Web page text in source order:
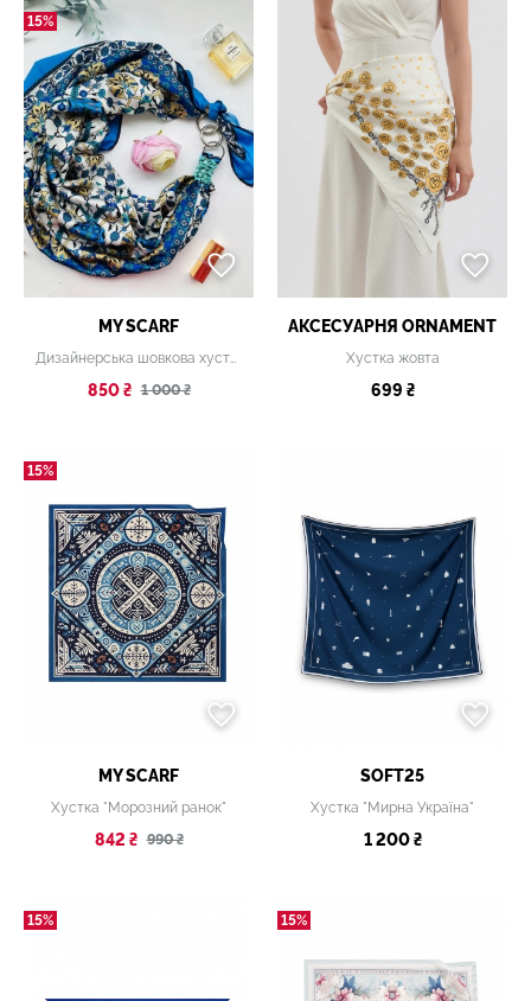
15%
MY SCARF
Дизайнерська шовкова хустка My Scarf "Квіткова палітра" 90 на 90 см
850 ₴ 1 000 ₴
АКСЕСУАРНЯ ОRNAMENT
Хустка жовта
699 ₴
15%
MY SCARF
Хустка "Морозний ранок"
842 ₴ 990 ₴
SOFT25
Хустка "Мирна Україна"
1 200 ₴
15% 15%